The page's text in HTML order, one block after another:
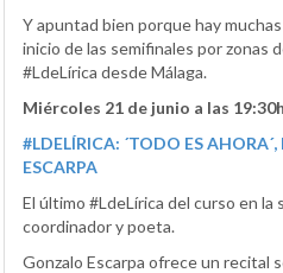
Y apuntad bien porque hay
inicio de las semifinales por zonas
#LdeLírica desde Málaga.
Miércoles 21 de junio a las 19:30h
#LDELÍRICA: ´TODO ES
ESCARPA
El último #LdeLírica del curso en la
coordinador y poeta.
Gonzalo Escarpa ofrece un recital